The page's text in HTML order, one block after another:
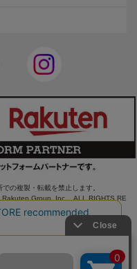
の複製・転載を禁止します。
Group, Inc. ALL RIGHTS RE